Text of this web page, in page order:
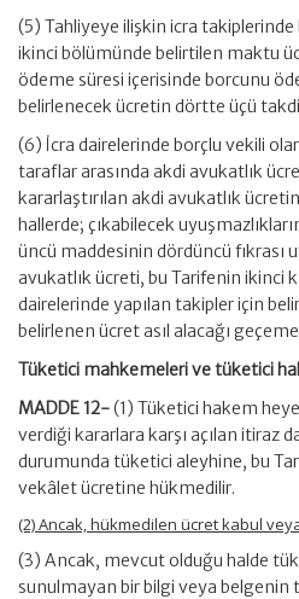
(5) Tahliyeye ilişkin icra takiplerinde
ikinci bölümünde belirtilen maktu
ödeme süresi içerisinde borcunu
belirlenecek ücretin dörtte üçü
(6) İcra dairelerinde borçlu vekili
taraflar arasında akdi avukatlık
kararlaştırılan akdi avukatlık
hallerde; çıkabilecek
üncü maddesinin dördüncü fıkrası
avukatlık ücreti, bu Tarifenin ikinci
dairelerinde yapılan takipler için
belirlenen ücret asıl alacağı
Tüketici mahkemeleri ve tüketici
MADDE 12-(1) Tüketici hakem
verdiği kararlara karşı açılan itiraz
durumunda tüketici aleyhine, bu
vekâlet ücretine hükmedilir.
(2) Ancak, hükmedilen ücret kabul
(3) Ancak, mevcut olduğu halde
sunulmayan bir bilgi veya